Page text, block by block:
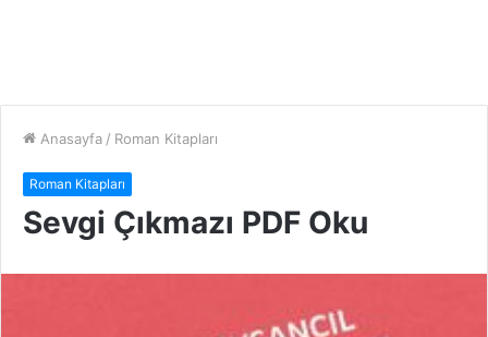
Anasayfa / Roman Kitapları
Roman Kitapları
Sevgi Çıkmazı PDF Oku